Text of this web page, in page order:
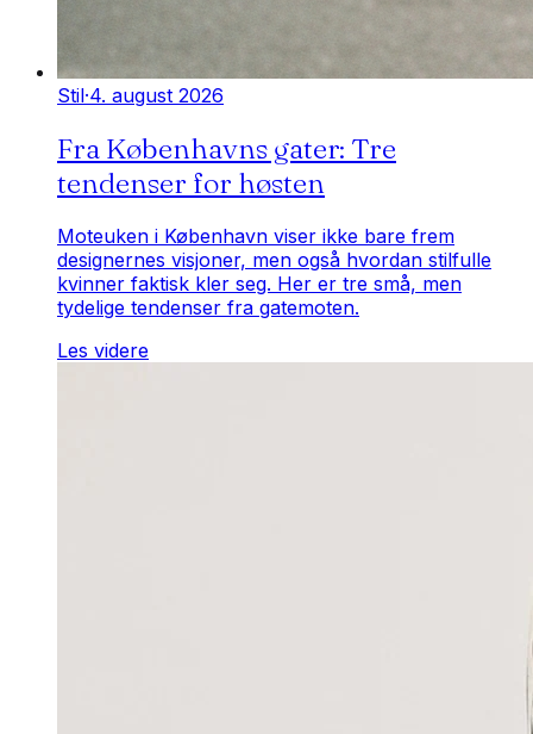
Stil·4. august 2026
Fra Københavns gater: Tre
tendenser for høsten
Moteuken i København viser ikke bare frem
designernes visjoner, men også hvordan stilfulle
kvinner faktisk kler seg. Her er tre små, men
tydelige tendenser fra gatemoten.
Les videre